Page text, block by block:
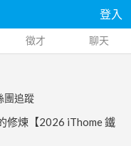
登入
徵才 聊天
團追蹤
修煉【2026 iThome 鐵